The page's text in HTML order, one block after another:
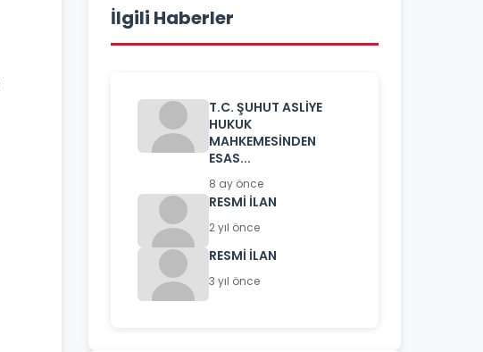
İlgili Haberler
T.C. ŞUHUT ASLİYE
HUKUK
MAHKEMESİNDEN
ESAS...
8 ay önce
RESMİ İLAN
2 yıl önce
RESMİ İLAN
3 yıl önce